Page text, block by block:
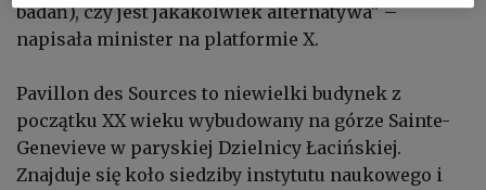
badań), czy jest jakakolwiek alternatywa" –
napisała minister na platformie X.
Pavillon des Sources to niewielki budynek z
początku XX wieku wybudowany na górze Sainte-
Genevieve w paryskiej Dzielnicy Łacińskiej.
Znajduje się koło siedziby instytutu naukowego i